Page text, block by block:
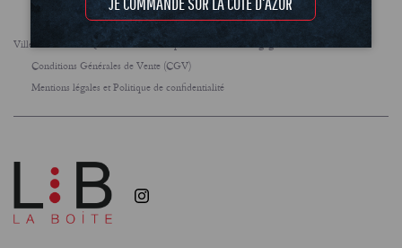
Villes FAQ Le concept
Conditions Générales de Vente (CGV)
Mentions légales et Politique de confidentialité